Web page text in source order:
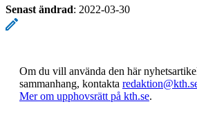
Senast ändrad: 2022-03-30
Om du vill använda den här
sammanhang, kontakta
​​​​​​​Mer om upphovsrätt på kth.se​​​​​​​​​​​​​​.